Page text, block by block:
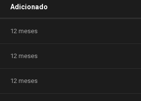
Adicionado
12 meses
12 meses
12 meses